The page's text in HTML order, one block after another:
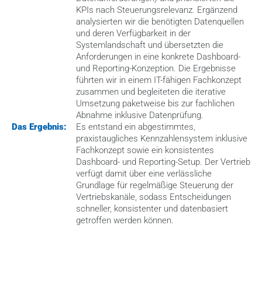
KPIs nach Steuerungsrelevanz. Ergänzend
analysierten wir die benötigten Datenquellen
und deren Verfügbarkeit in der
Systemlandschaft und übersetzten die
Anforderungen in eine konkrete Dashboard-
und Reporting-Konzeption. Die Ergebnisse
führten wir in einem IT-fähigen Fachkonzept
zusammen und begleiteten die iterative
Umsetzung paketweise bis zur fachlichen
Abnahme inklusive Datenprüfung.
Das Ergebnis:
Es entstand ein abgestimmtes,
praxistaugliches Kennzahlensystem inklusive
Fachkonzept sowie ein konsistentes
Dashboard- und Reporting-Setup. Der Vertrieb
verfügt damit über eine verlässliche
Grundlage für regelmäßige Steuerung der
Vertriebskanäle, sodass Entscheidungen
schneller, konsistenter und datenbasiert
getroffen werden können.